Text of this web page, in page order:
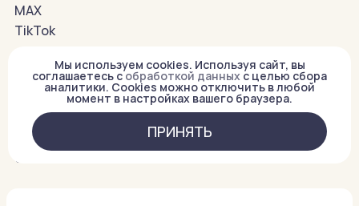
MAX
TikTok
WAU GLOBAL: USA
ПОЛЬЗОВАТЕЛЬСКОЕ СОГЛАШЕНИЕ
COPYRIGHT ©. 2026 WAU
Мы используем cookies. Используя сайт, вы
соглашаетесь собработкой данных с целью сбора
аналитики. Cookies можно отключить в любой
момент в настройках вашего браузера.
ПРИНЯТЬ